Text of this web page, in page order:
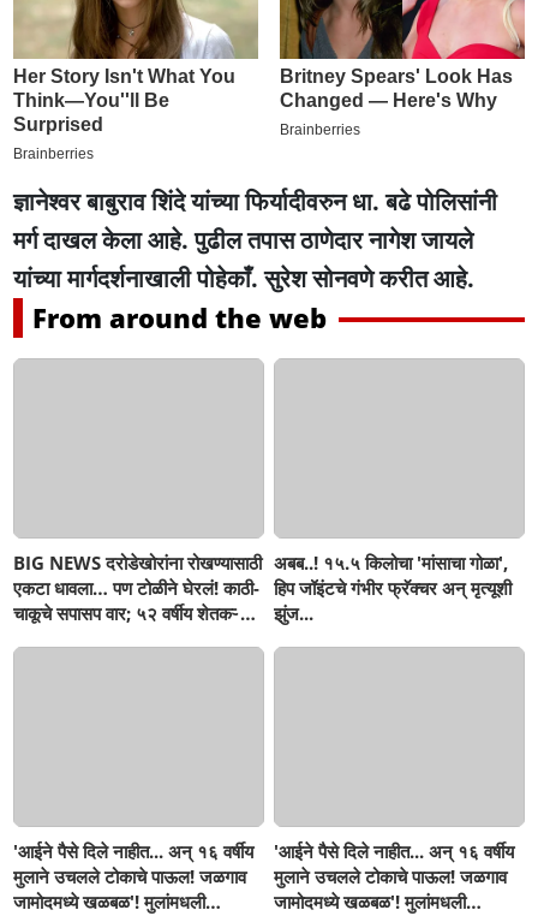
ज्ञानेश्वर बाबुराव शिंदे यांच्या फिर्यादीवरुन धा. बढे पोलिसांनी
मर्ग दाखल केला आहे. पुढील तपास ठाणेदार नागेश जायले
यांच्या मार्गदर्शनाखाली पोहेकाँ. सुरेश सोनवणे करीत आहे.
From around the web
BIG NEWS दरोडेखोरांना रोखण्यासाठी
एकटा धावला… पण टोळीने घेरलं! काठी-
चाकूचे सपासप वार; ५२ वर्षीय शेतकऱ्याचा
अबब..! १५.५ किलोचा 'मांसाचा गोळा',
हिप जॉइंटचे गंभीर फ्रॅक्चर अन् मृत्यूशी
झुंज...
'आईने पैसे दिले नाहीत... अन् १६ वर्षीय
मुलाने उचलले टोकाचे पाऊल! जळगाव
जामोदमध्ये खळबळ'! मुलांमधली
'आईने पैसे दिले नाहीत... अन् १६ वर्षीय
मुलाने उचलले टोकाचे पाऊल! जळगाव
जामोदमध्ये खळबळ'! मुलांमधली